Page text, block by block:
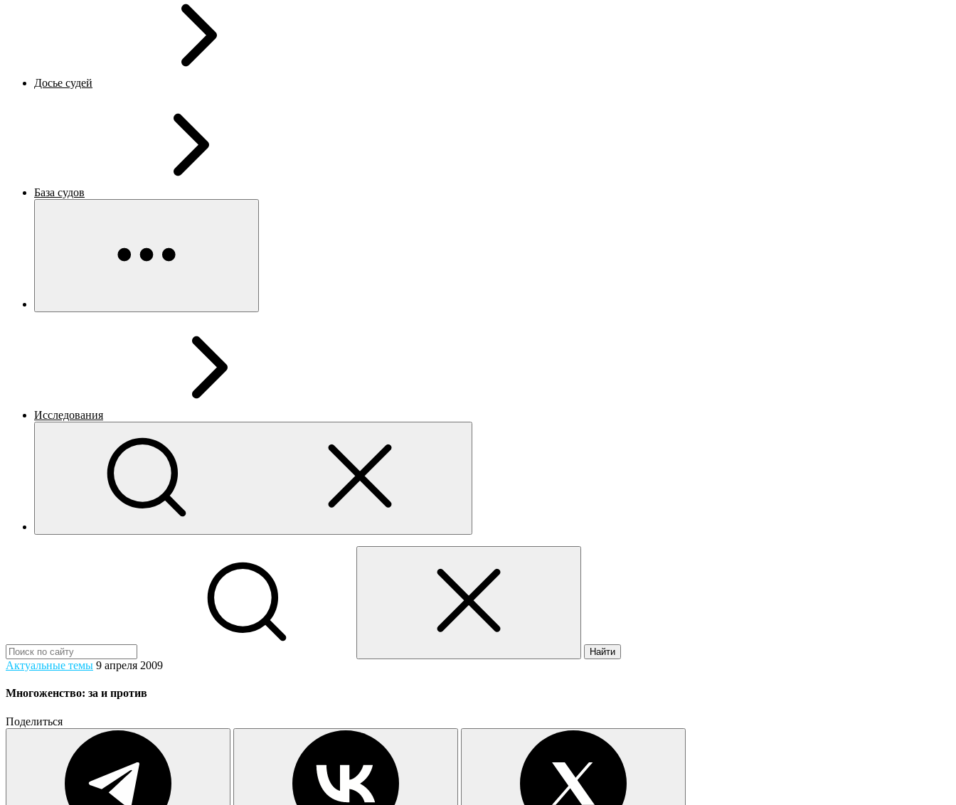
Досье судей
База судов
Исследования
Найти
Актуальные темы 9 апреля 2009
Многоженство: за и против
Поделиться